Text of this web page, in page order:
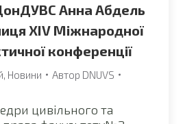
Анна Абдель
ХІV Міжнародної
конференції
Новини Автор DNUVS
цивільного та